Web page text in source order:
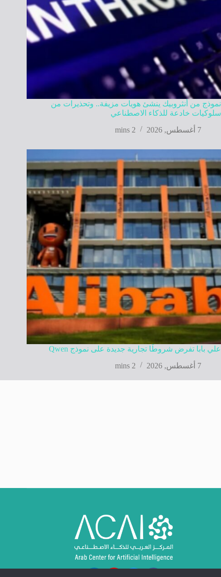
نموذج من أنثروبيك ينشئ هويات مزيفة.. وتحذيرات من
سلوكيات خادعة للذكاء الاصطناعي
7 أغسطس, 2026
2 mins
علي بابا تفرض شروطًا تجارية جديدة على نموذج Qwen
7 أغسطس, 2026
2 mins